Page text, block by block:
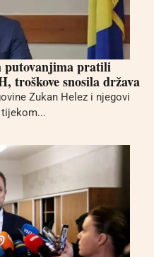
putovanjima pratili
troškove snosila država
Zukan Helez i njegovi